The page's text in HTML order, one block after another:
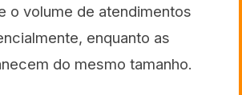
o volume de atendimentos
enquanto as
do mesmo tamanho.